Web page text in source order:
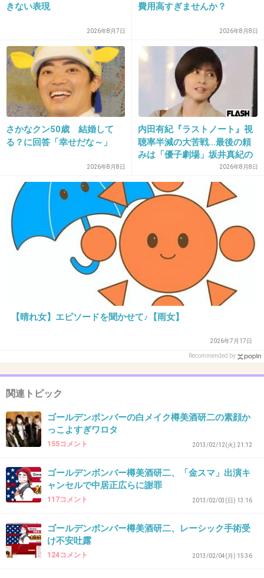
超絶イケメン！！！
ずっと「たるみざけ」だと思っててすみません
でした！
+87 -3
22. 匿名2013/04/26(金) 03:59:13
公開募集でもしたら、恐ろしい応募数たたき出
しそうだなｗ
+26
たるみざけwww
-6
24. 匿名 2013/04/26(金) 04:01:36
バンドやってる人って自分のファンに手を出す
ってよく聞くけど、
この人はそういう事しなさそうだね。
+33 -3
＞６
何コレ超イケメン！！！
きない表現
2026年8月7日
費用高すぎませんか？
2026年8月8日
さかなクン50歳 結婚して
る？に回答「幸せだな～」
2026年8月8日
内田有紀『ラストノート』視
聴率半減の大苦戦…最後の頼
みは「優子劇場」坂井真紀の
“猟奇的演技” が救いの神にな
るか
2026年8月8日
【晴れ女】エピソードを聞かせて♪【雨女】
2026年7月17日
Recommended by
関連トピック
ゴールデンボンバーの白メイク樽美酒研二の素顔か
っこよすぎワロタ
155コメント 2013/02/12(火) 21:12
ゴールデンボンバー樽美酒研二、「金スマ」出演キ
ャンセルで中居正広らに謝罪
117コメント 2013/02/03(日) 13:16
ゴールデンボンバー樽美酒研二、レーシック手術受
け不安吐露
124コメント 2013/02/04(月) 15:36